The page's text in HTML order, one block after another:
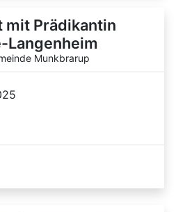
mit Prädikantin
Langenheim
Munkbrarup